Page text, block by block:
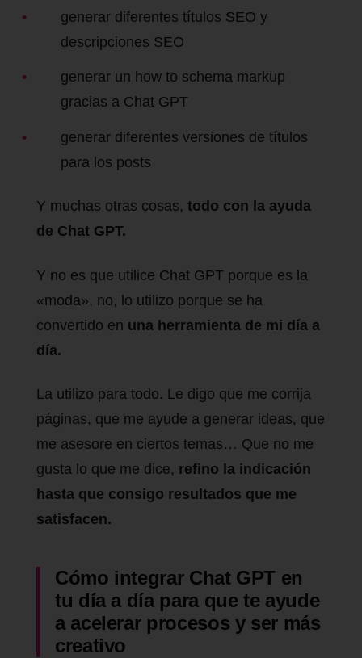
generar diferentes títulos SEO y
descripciones SEO
generar un how to schema markup
gracias a Chat GPT
generar diferentes versiones de títulos
para los posts
Y muchas otras cosas, todo con la ayuda
de Chat GPT.
Y no es que utilice Chat GPT porque es la
«moda», no, lo utilizo porque se ha
convertido en una herramienta de mi día a
día.
La utilizo para todo. Le digo que me corrija
páginas, que me ayude a generar ideas, que
me asesore en ciertos temas… Que no me
gusta lo que me dice, refino la indicación
hasta que consigo resultados que me
satisfacen.
Cómo integrar Chat GPT en
tu día a día para que te ayude
a acelerar procesos y ser más
creativo